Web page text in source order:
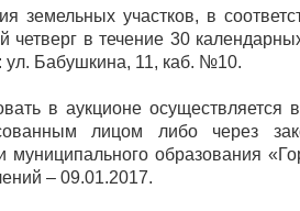
земельных участков, в
четверг в течение 30
Бабушкина, 11, каб. №10.
в аукционе
лицом либо через
образования
– 09.01.2017.